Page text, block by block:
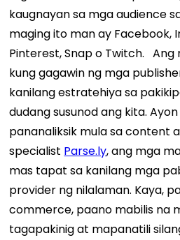
kaugnayan sa mga audience
maging ito man ay Facebook,
Pinterest, Snap o Twitch. Ang
kung gagawin ng mga
kanilang estratehiya sa
dudang susunod ang kita.
pananaliksik mula sa content
specialist Parse.ly, ang mga
mas tapat sa kanilang mga
provider ng nilalaman. Kaya,
commerce, paano mabilis na
tagapakinig at mapanatili